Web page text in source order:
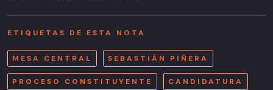
ETIQUETAS DE ESTA NOTA
MESA CENTRAL SEBASTIÁN PIÑERA
PROCESO CONSTITUYENTE CANDIDATURA